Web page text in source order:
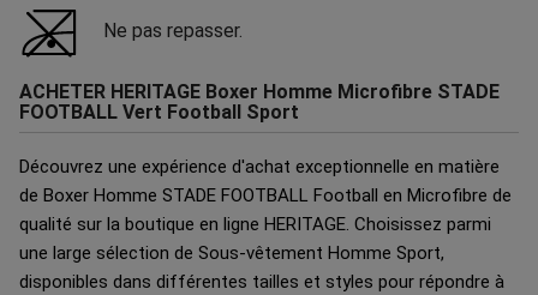
Ne pas repasser.
ACHETER HERITAGE Boxer Homme Microfibre STADE
FOOTBALL Vert Football Sport
Découvrez une expérience d'achat exceptionnelle en matière
de Boxer Homme STADE FOOTBALL Football en Microfibre de
qualité sur la boutique en ligne HERITAGE. Choisissez parmi
une large sélection de Sous-vêtement Homme Sport,
disponibles dans différentes tailles et styles pour répondre à